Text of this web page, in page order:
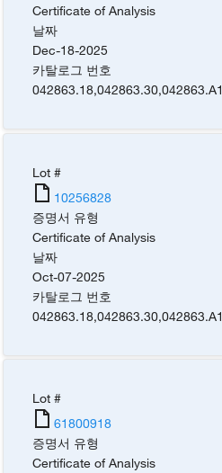
Certificate of Analysis
날짜
Dec-18-2025
카탈로그 번호
042863.18,042863.30,042863.A1
Lot #
10256828
증명서 유형
Certificate of Analysis
날짜
Oct-07-2025
카탈로그 번호
042863.18,042863.30,042863.A1
Lot #
61800918
증명서 유형
Certificate of Analysis